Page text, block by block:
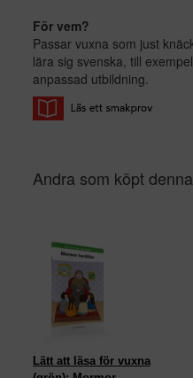
För vem?
Passar vuxna som just
lära sig svenska, till
anpassad utbildning.
Andra som köpt
Lätt att läsa för vuxna